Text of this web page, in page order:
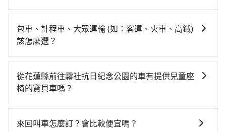
高鐵站，每人票價750元，再用10分鐘出站、等待車站
前排班的計程車，搭上小黃後約花100分鐘、車費3,200
交通費總計8,650元。不過花蓮縣領有合法執照的計程車
僅有1,000多輛，計程車的密度為雙北的0.5%，換句話
費，看乘客是外地人便漫天喊價或恣意繞路。但如果全
$115~205承租小轎車，每公里再額外加收$3.2，從花蓮
縣（秀林鄉）到霧社抗日紀念公園的花費預估為
時40元路邊停車費用預估進去，但額外的汽車保險與可
能的罰單都需自付。再者，和運的iRent只提供最基本的
或九人座可供選擇，而且無人租車最令人詬病的就是車
灣大車隊。依照里程跳錶計算，價格約為2,535~3,800元
間。不過花蓮縣僅有合法計程車約1,010輛，計程車密度
社抗日紀念公園所在的南投縣的計程車更難叫，該縣市
僅有約342輛計程車，建議事先做好規劃。再加上花蓮縣
到霧社抗日紀念公園的跳表小黃可能較為便宜，但仍有
包車、計程車、大眾運輸 (如：客運、火車、高鐵)
該怎麼選？
擇： 預算：不同交通工具價格不同，可先確定您的預
算。計程車最貴，而大眾運輸通常較便宜。 行程：需多
車。 旅行人數：人數多時包車較方便舒適且每個人攤提
從花蓮縣前往霧社抗日紀念公園的車有提供兒童座
椅的寶貝車嗎？
繫好安全帶，如四歲以下或身高不足的幼童無法正常綁
來回叫車怎麼訂？會比較便宜嗎？